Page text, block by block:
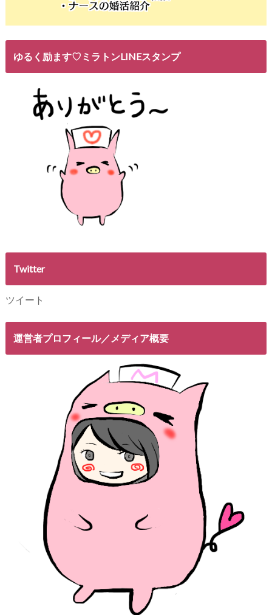
ゆるく励ます♡ミラトンLINEスタンプ
Twitter
ツイート
運営者プロフィール／メディア概要